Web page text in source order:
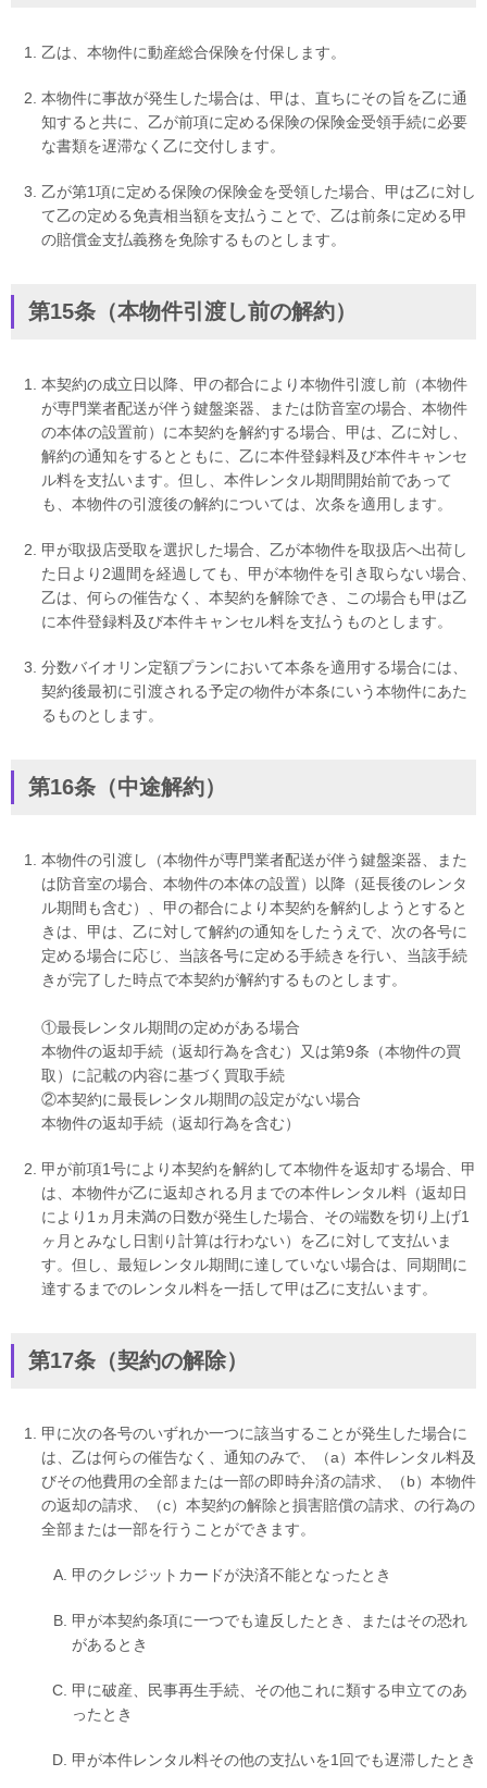
乙は、本物件に動産総合保険を付保します。
本物件に事故が発生した場合は、甲は、直ちにその旨を乙に通
知すると共に、乙が前項に定める保険の保険金受領手続に必要
な書類を遅滞なく乙に交付します。
乙が第1項に定める保険の保険金を受領した場合、甲は乙に対し
て乙の定める免責相当額を支払うことで、乙は前条に定める甲
の賠償金支払義務を免除するものとします。
第15条（本物件引渡し前の解約）
本契約の成立日以降、甲の都合により本物件引渡し前（本物件
が専門業者配送が伴う鍵盤楽器、または防音室の場合、本物件
の本体の設置前）に本契約を解約する場合、甲は、乙に対し、
解約の通知をするとともに、乙に本件登録料及び本件キャンセ
ル料を支払います。但し、本件レンタル期間開始前であって
も、本物件の引渡後の解約については、次条を適用します。
甲が取扱店受取を選択した場合、乙が本物件を取扱店へ出荷し
た日より2週間を経過しても、甲が本物件を引き取らない場合、
乙は、何らの催告なく、本契約を解除でき、この場合も甲は乙
に本件登録料及び本件キャンセル料を支払うものとします。
分数バイオリン定額プランにおいて本条を適用する場合には、
契約後最初に引渡される予定の物件が本条にいう本物件にあた
るものとします。
第16条（中途解約）
本物件の引渡し（本物件が専門業者配送が伴う鍵盤楽器、また
は防音室の場合、本物件の本体の設置）以降（延長後のレンタ
ル期間も含む）、甲の都合により本契約を解約しようとすると
きは、甲は、乙に対して解約の通知をしたうえで、次の各号に
定める場合に応じ、当該各号に定める手続きを行い、当該手続
きが完了した時点で本契約が解約するものとします。
①最長レンタル期間の定めがある場合
本物件の返却手続（返却行為を含む）又は第9条（本物件の買
取）に記載の内容に基づく買取手続
②本契約に最長レンタル期間の設定がない場合
本物件の返却手続（返却行為を含む）
甲が前項1号により本契約を解約して本物件を返却する場合、甲
は、本物件が乙に返却される月までの本件レンタル料（返却日
により1ヵ月未満の日数が発生した場合、その端数を切り上げ1
ヶ月とみなし日割り計算は行わない）を乙に対して支払いま
す。但し、最短レンタル期間に達していない場合は、同期間に
達するまでのレンタル料を一括して甲は乙に支払います。
第17条（契約の解除）
甲に次の各号のいずれか一つに該当することが発生した場合に
は、乙は何らの催告なく、通知のみで、（a）本件レンタル料及
びその他費用の全部または一部の即時弁済の請求、（b）本物件
の返却の請求、（c）本契約の解除と損害賠償の請求、の行為の
全部または一部を行うことができます。
甲のクレジットカードが決済不能となったとき
甲が本契約条項に一つでも違反したとき、またはその恐れ
があるとき
甲に破産、民事再生手続、その他これに類する申立てのあ
ったとき
甲が本件レンタル料その他の支払いを1回でも遅滞したとき